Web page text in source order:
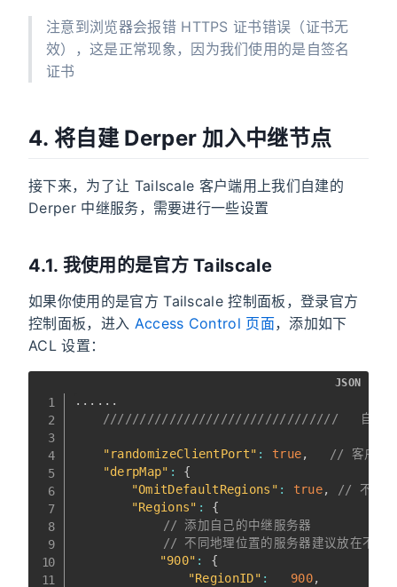
注意到浏览器会报错 HTTPS 证书错误（证书无
效），这是正常现象，因为我们使用的是自签名
证书
4. 将自建 Derper 加入中继节点
接下来，为了让 Tailscale 客户端用上我们自建的
Derper 中继服务，需要进行一些设置
4.1. 我使用的是官方 Tailscale
如果你使用的是官方 Tailscale 控制面板，登录官方
控制面板，进入 Access Control 页面，添加如下
ACL 设置：
......
////////////////////////////////   自定
"randomizeClientPort" : true,
// 客户端
"derpMap" :
{
"OmitDefaultRegions" : true,
// 不使用
"Regions" :
{
// 添加自己的中继服务器
// 不同地理位置的服务器建议放在不同
"900" :
{
"RegionID" : 900,
JSON